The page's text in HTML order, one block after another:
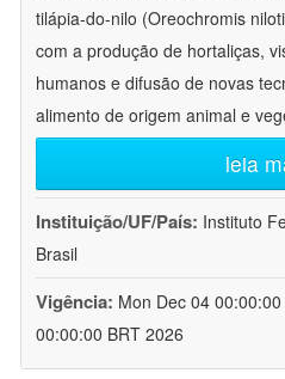
tilápia-do-nilo (Oreochromis
com a produção de hortaliças,
humanos e difusão de novas
alimento de origem animal e
leia
Instituição/UF/País: Instituto
Brasil
Vigência: Mon Dec 04
00:00:00 BRT 2026